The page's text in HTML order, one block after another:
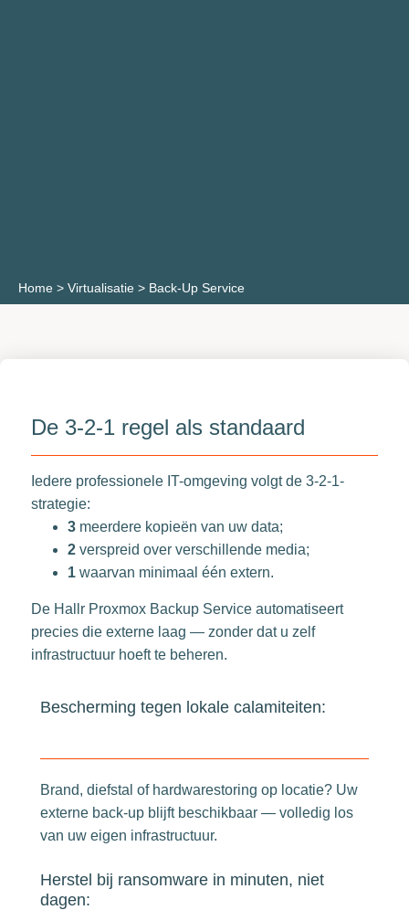
Home > Virtualisatie > Back-Up Service
De 3-2-1 regel als standaard
Iedere professionele IT-omgeving volgt de 3-2-1-
strategie:
3 meerdere kopieën van uw data;
2 verspreid over verschillende media;
1 waarvan minimaal één extern.
De Hallr Proxmox Backup Service automatiseert
precies die externe laag — zonder dat u zelf
infrastructuur hoeft te beheren.
Bescherming tegen lokale calamiteiten:
Brand, diefstal of hardwarestoring op locatie? Uw
externe back-up blijft beschikbaar — volledig los
van uw eigen infrastructuur.
Herstel bij ransomware in minuten, niet
dagen: